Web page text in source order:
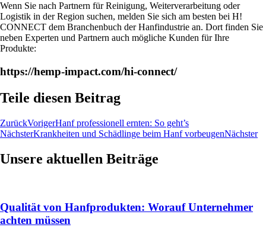
Wenn Sie nach Partnern für Reinigung, Weiterverarbeitung oder
Logistik in der Region suchen, melden Sie sich am besten bei H!
CONNECT dem Branchenbuch der Hanfindustrie an. Dort finden Sie
neben Experten und Partnern auch mögliche Kunden für Ihre
Produkte:
https://hemp-impact.com/hi-connect/
Teile diesen Beitrag
ZurückVorigerHanf professionell ernten: So geht’s
NächsterKrankheiten und Schädlinge beim Hanf vorbeugenNächster
Unsere aktuellen Beiträge
Qualität von Hanfprodukten: Worauf Unternehmer
achten müssen